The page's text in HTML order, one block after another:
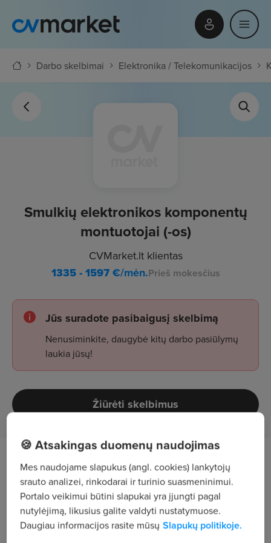
Darbo skelbimai Elektronika / Telekomunikacijos
Smulkių elektronikos komponentų
montuotojai (-os)
CVMarket.lt klientas
1335 - 1597€/mėn.Prieš mokesčius
Jūs suradote pasibaigusį skelbimą
Nenusiminkite, daugybė kitų darbo pasiūlymų
laukia jūsų!
Žiūrėti skelbimus
Tavęs laukia
smulkių elektronikos komponentų montavimas
pagal instrukcijas;
laidų jungimas, dėžės tvirtinimas – reikalingas
🍪 Atsakingas duomenų naudojimas
Mes naudojame slapukus (angl. cookies) lankytojų
srauto analizei, rinkodarai ir turinio suasmeninimui.
Portalo veikimui būtini slapukai yra įjungti pagal
nutylėjimą, likusius galite valdyti nustatymuose.
Daugiau informacijos rasite mūsų Slapukų politikoje.